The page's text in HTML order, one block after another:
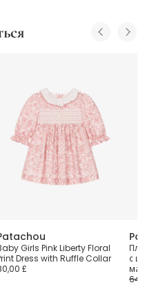
Girls Pink Liberty Floral
Dress with Ruffle Collar
£
с
64,00